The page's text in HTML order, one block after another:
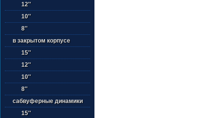
12''
10''
8''
в закрытом корпусе
15''
12''
10''
8''
сабвуферные динамики
15''